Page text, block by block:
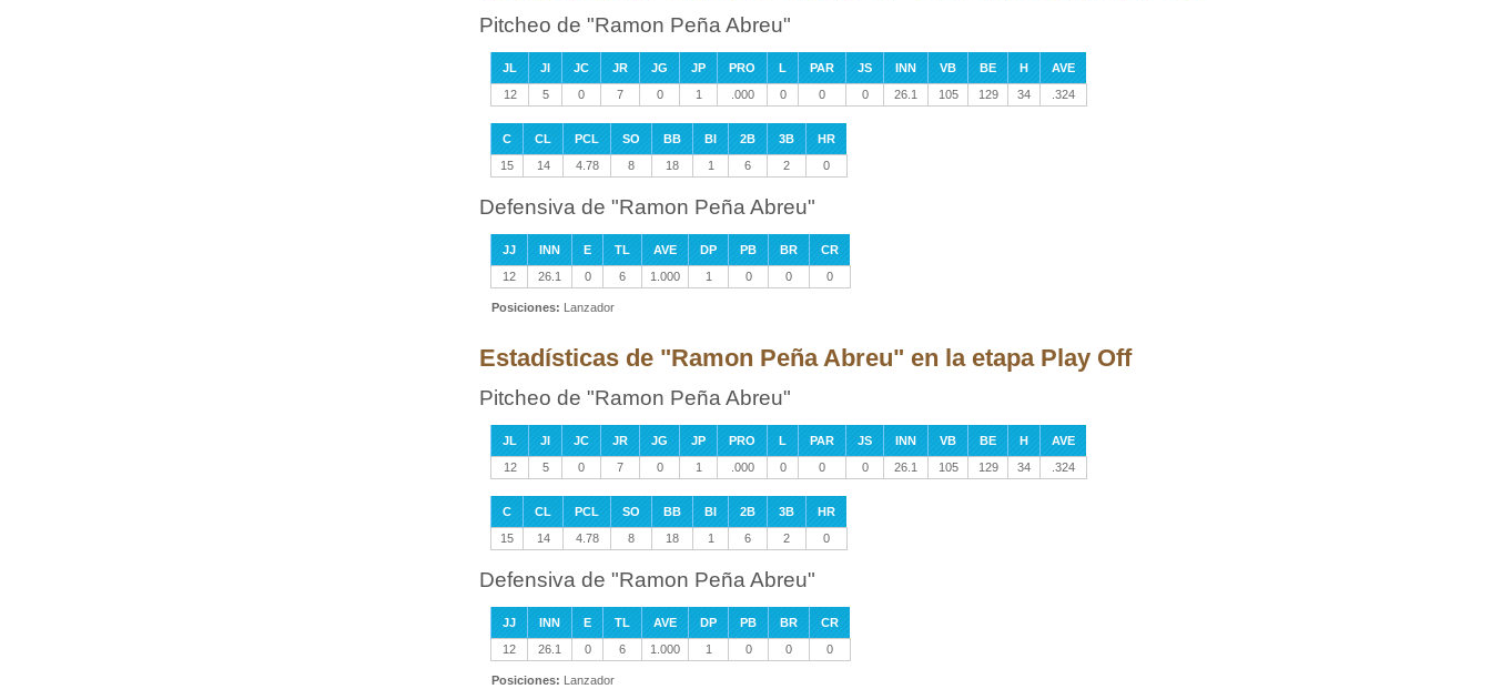
Pitcheo de "Ramon Peña Abreu"
JL JI JC JR JG JP PRO L PAR JS INN VB BE H
AVE
12
5 0 7 0 1 .000 0 0 0 26.1 105 129 34 .324
C CL PCL SO BB BI 2B 3B
HR
15
14 4.78 8 18 1 6 2 0
Defensiva de "Ramon Peña Abreu"
JJ INN E TL AVE DP PB BR
CR
12
26.1 0 6 1.000 1 0 0 0
Posiciones: Lanzador
Estadísticas de "Ramon Peña Abreu" en la etapa Play Off
Pitcheo de "Ramon Peña Abreu"
JL JI JC JR JG JP PRO L PAR JS INN VB BE H
AVE
12
5 0 7 0 1 .000 0 0 0 26.1 105 129 34 .324
C CL PCL SO BB BI 2B 3B
HR
15
14 4.78 8 18 1 6 2 0
Defensiva de "Ramon Peña Abreu"
JJ INN E TL AVE DP PB BR
CR
12
26.1 0 6 1.000 1 0 0 0
Posiciones: Lanzador